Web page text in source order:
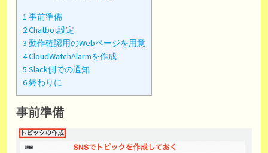
1 事前準備
2Chatbot設定
3 動作確認用のWebページを用意
4CloudWatchAlarmを作成
5 Slack側での通知
6終わりに
事前準備